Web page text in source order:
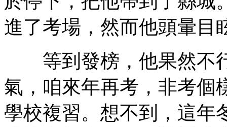
進了考場，然而他頭暈目
等到發榜，他果然不
氣，咱來年再考，非考個
學校複習。想不到，這年